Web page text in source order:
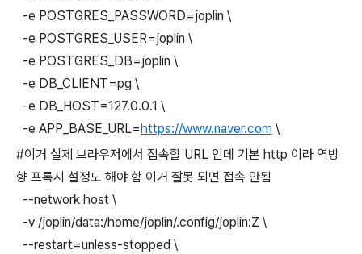
-e POSTGRES_PASSWORD=joplin \
-e POSTGRES_USER=joplin \
-e POSTGRES_DB=joplin \
-e DB_CLIENT=pg \
-e DB_HOST=127.0.0.1 \
-e APP_BASE_URL=https://www.naver.com \
#이거 실제 브라우저에서 접속할 URL 인데 기본 http 이라 역방
향 프록시 설정도 해야 함 이거 잘못 되면 접속 안됨
--network host \
-v /joplin/data:/home/joplin/.config/joplin:Z \
--restart=unless-stopped \